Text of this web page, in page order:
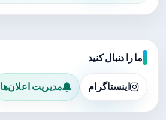
ما را دنبال کنید
اینستاگرام مدیریت اعلان‌ها